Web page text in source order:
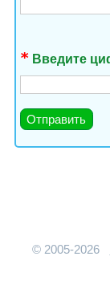
Введите
© 2005-2026